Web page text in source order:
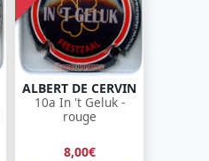
ALBERT DE CERVIN
10a In 't Geluk -
rouge
8,00€